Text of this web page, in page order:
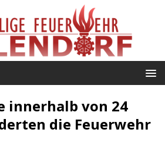
innerhalb von 24
die Feuerwehr